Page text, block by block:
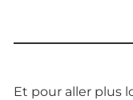
Et pour aller plus